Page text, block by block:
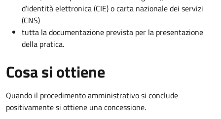
d’identità elettronica (CIE) o carta nazionale dei servizi
(CNS)
tutta la documentazione prevista per la presentazione
della pratica.
Cosa si ottiene
Quando il procedimento amministrativo si conclude
positivamente si ottiene una concessione.